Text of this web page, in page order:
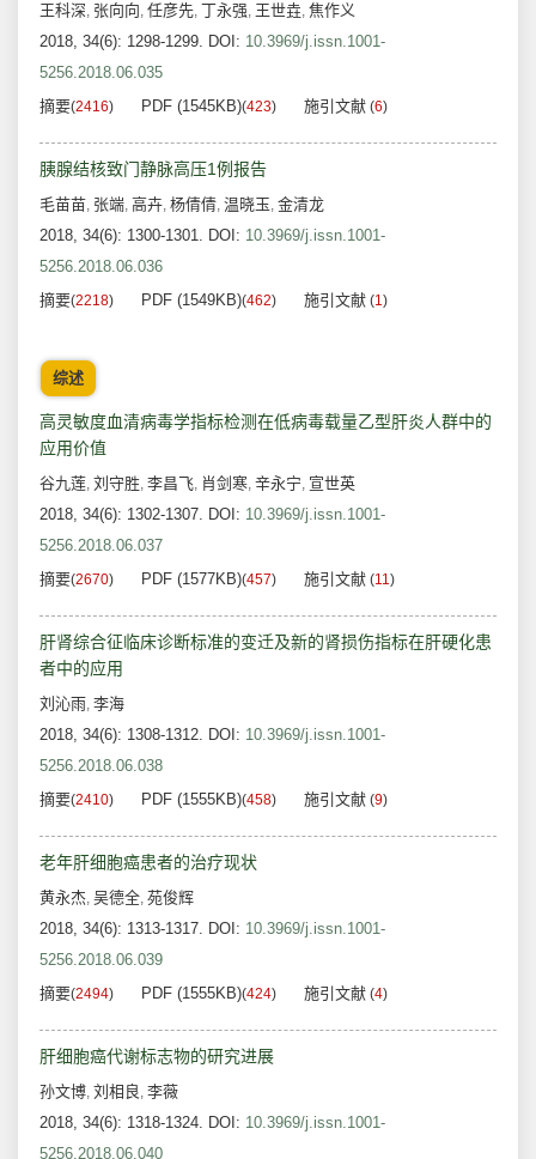
王科深, 张向向, 任彦先, 丁永强, 王世垚, 焦作义
2018, 34(6): 1298-1299. DOI: 10.3969/j.issn.1001-
5256.2018.06.035
摘要(2416) PDF (1545KB)(423) 施引文献 (6)
胰腺结核致门静脉高压1例报告
毛苗苗, 张端, 高卉, 杨倩倩, 温晓玉, 金清龙
2018, 34(6): 1300-1301. DOI: 10.3969/j.issn.1001-
5256.2018.06.036
摘要(2218) PDF (1549KB)(462) 施引文献 (1)
综述
高灵敏度血清病毒学指标检测在低病毒载量乙型肝炎人群中的
应用价值
谷九莲, 刘守胜, 李昌飞, 肖剑寒, 辛永宁, 宣世英
2018, 34(6): 1302-1307. DOI: 10.3969/j.issn.1001-
5256.2018.06.037
摘要(2670) PDF (1577KB)(457) 施引文献 (11)
肝肾综合征临床诊断标准的变迁及新的肾损伤指标在肝硬化患
者中的应用
刘沁雨, 李海
2018, 34(6): 1308-1312. DOI: 10.3969/j.issn.1001-
5256.2018.06.038
摘要(2410) PDF (1555KB)(458) 施引文献 (9)
老年肝细胞癌患者的治疗现状
黄永杰, 吴德全, 苑俊辉
2018, 34(6): 1313-1317. DOI: 10.3969/j.issn.1001-
5256.2018.06.039
摘要(2494) PDF (1555KB)(424) 施引文献 (4)
肝细胞癌代谢标志物的研究进展
孙文博, 刘相良, 李薇
2018, 34(6): 1318-1324. DOI: 10.3969/j.issn.1001-
5256.2018.06.040